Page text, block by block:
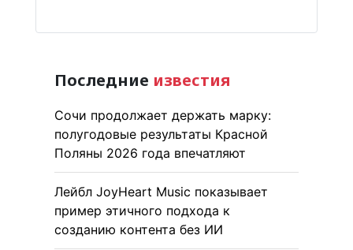
Последние известия
Сочи продолжает держать марку:
полугодовые результаты Красной
Поляны 2026 года впечатляют
Лейбл JoyHeart Music показывает
пример этичного подхода к
созданию контента без ИИ